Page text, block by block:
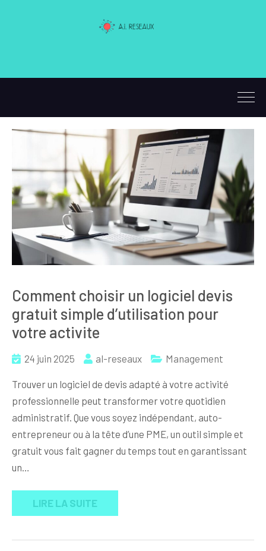
Comment choisir un logiciel devis
gratuit simple d’utilisation pour
votre activite
24 juin 2025 al-reseaux Management
Trouver un logiciel de devis adapté à votre activité
professionnelle peut transformer votre quotidien
administratif. Que vous soyez indépendant, auto-
entrepreneur ou à la tête d’une PME, un outil simple et
gratuit vous fait gagner du temps tout en garantissant
un…
LIRE LA SUITE